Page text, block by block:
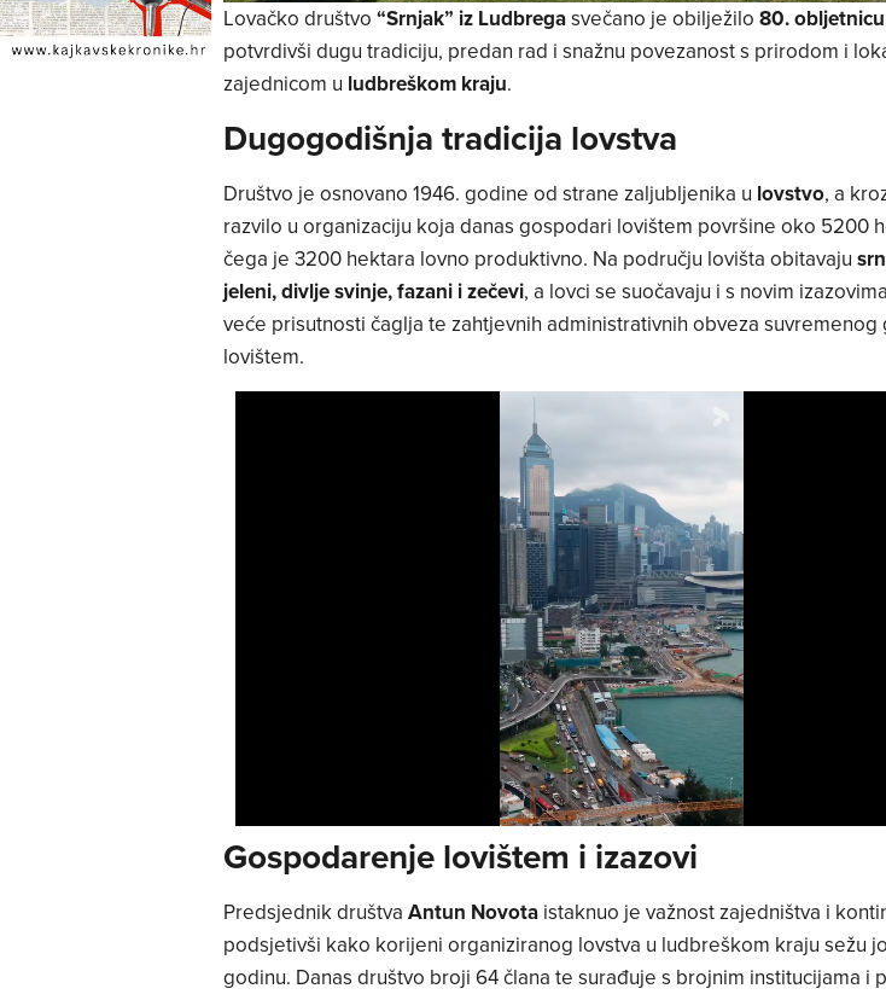
Lovačko društvo “Srnjak” iz Ludbregasvečano je obilježilo 80.
potvrdivši dugu tradiciju, predan rad i snažnu povezanost s prirodom i
zajednicom u ludbreškom kraju.
Dugogodišnja tradicija lovstva
Društvo je osnovano 1946. godine od strane zaljubljenika u lovstvo, a
razvilo u organizaciju koja danas gospodari lovištem površine oko 5200
čega je 3200 hektara lovno produktivno. Na području lovišta obitavaju
jeleni, divlje svinje, fazani i zečevi, a lovci se suočavaju i s novim
veće prisutnosti čaglja te zahtjevnih administrativnih obveza
lovištem.
Gospodarenje lovištem i izazovi
Predsjednik društva Antun Novotaistaknuo je važnost zajedništva i
podsjetivši kako korijeni organiziranog lovstva u ludbreškom kraju sežu
godinu. Danas društvo broji 64 člana te surađuje s brojnim institucijama i